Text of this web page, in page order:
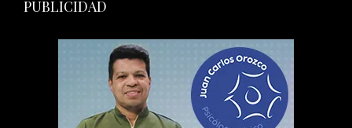
PUBLICIDAD